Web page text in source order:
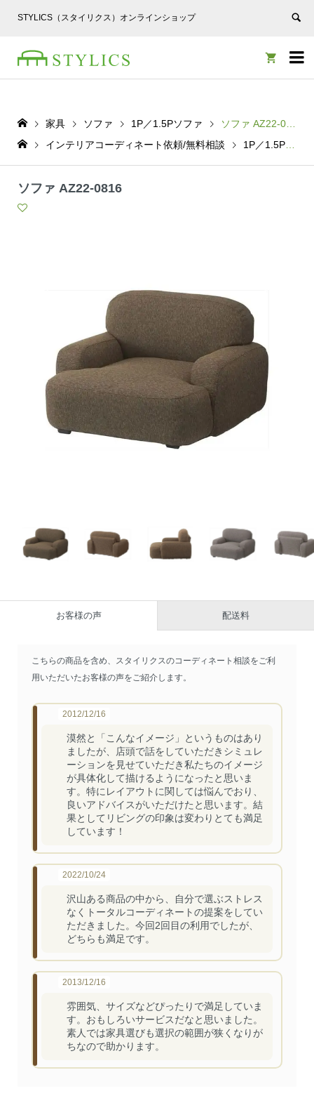
STYLICS（スタイリクス）オンラインショップ


家具 ソファ 1P／1.5Pソファ
ソファ AZ22-0816
インテリアコーディネート依頼/無料相談
1P／1.5Pソファ
ソファ AZ22-0816
お客様の声 配送料
こちらの商品を含め、スタイリクスのコーディネート相談をご利
用いただいたお客様の声をご紹介します。
2012/12/16
漠然と「こんなイメージ」というものはあり
ましたが、店頭で話をしていただきシミュレ
ーションを見せていただき私たちのイメージ
が具体化して描けるようになったと思いま
す。特にレイアウトに関しては悩んでおり、
良いアドバイスがいただけたと思います。結
果としてリビングの印象は変わりとても満足
しています！
2022/10/24
沢山ある商品の中から、自分で選ぶストレス
なくトータルコーディネートの提案をしてい
ただきました。今回2回目の利用でしたが、
どちらも満足です。
2013/12/16
雰囲気、サイズなどぴったりで満足していま
す。おもしろいサービスだなと思いました。
素人では家具選びも選択の範囲が狭くなりが
ちなので助かります。